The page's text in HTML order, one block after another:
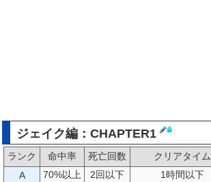
ジェイク編：CHAPTER1
ランク 命中率 死亡回数 クリアタイム
A
70%以上 2回以下 1時間以下